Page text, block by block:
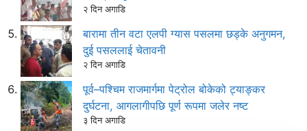
२ दिन अगाडि
बारामा तीन वटा एलपी ग्यास पसलमा छड्के अनुगमन,
दुई पसललाई चेतावनी
२ दिन अगाडि
पूर्व–पश्चिम राजमार्गमा पेट्रोल बोकेको ट्याङ्कर
दुर्घटना, आगलागीपछि पूर्ण रूपमा जलेर नष्ट
३ दिन अगाडि